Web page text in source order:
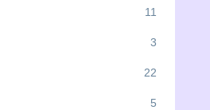
11
3
22
5